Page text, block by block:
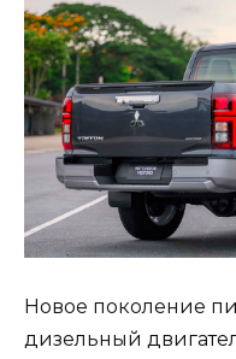
Новое поколение
дизельный